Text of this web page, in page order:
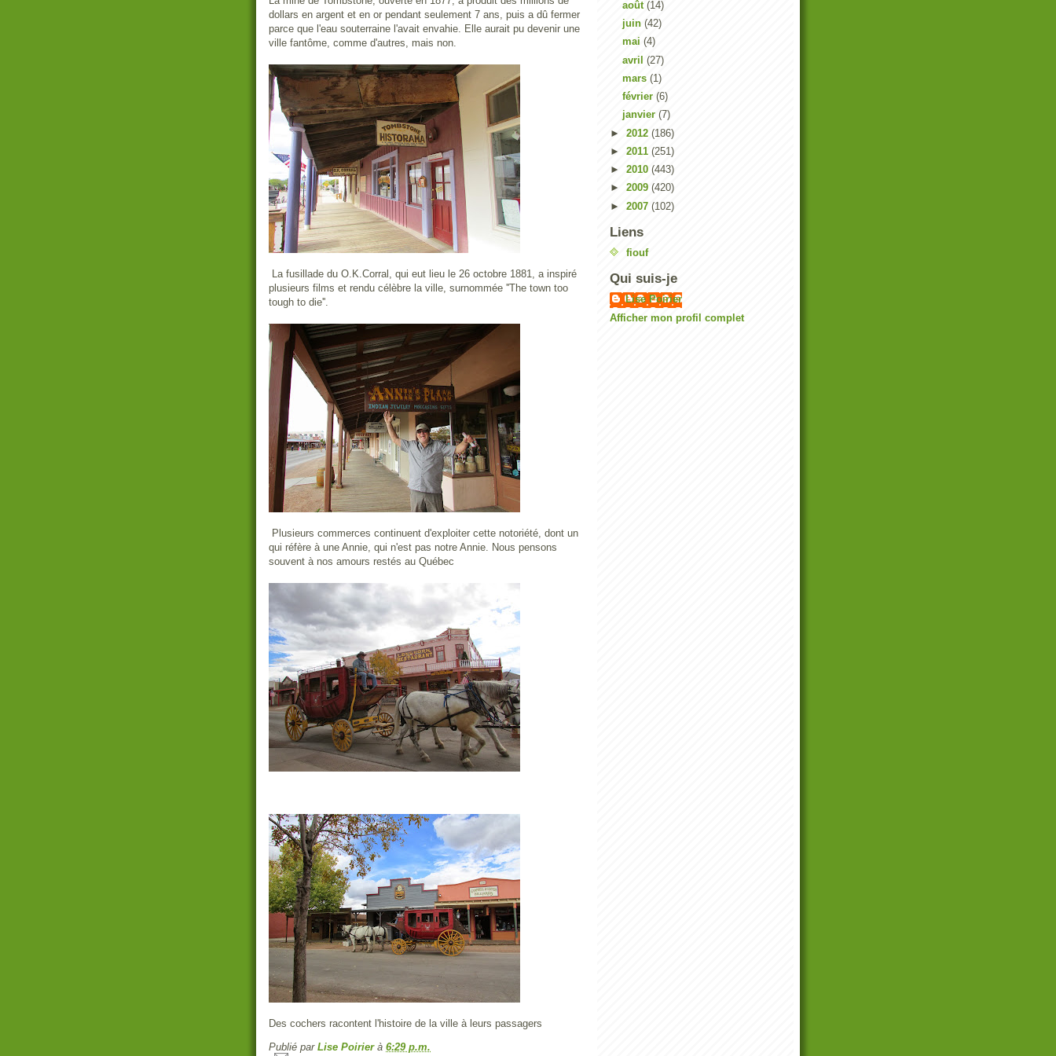
dollars en argent et en or pendant seulement 7 ans, puis a dû fermer
parce que l'eau souterraine l'avait envahie. Elle aurait pu devenir une
ville fantôme, comme d'autres, mais non.
La fusillade du O.K.Corral, qui eut lieu le 26 octobre 1881, a inspiré
plusieurs films et rendu célèbre la ville, surnommée ''The town too
tough to die''.
Plusieurs commerces continuent d'exploiter cette notoriété, dont un
qui réfère à une Annie, qui n'est pas notre Annie. Nous pensons
souvent à nos amours restés au Québec
Des cochers racontent l'histoire de la ville à leurs passagers
Publié par Lise Poirier à 6:29 p.m.
août (14)
juin (42)
mai (4)
avril (27)
mars (1)
février (6)
janvier (7)
► 2012 (186)
► 2011 (251)
► 2010 (443)
► 2009 (420)
► 2007 (102)
Liens
fiouf
Qui suis-je
Lise Poirier
Afficher mon profil complet